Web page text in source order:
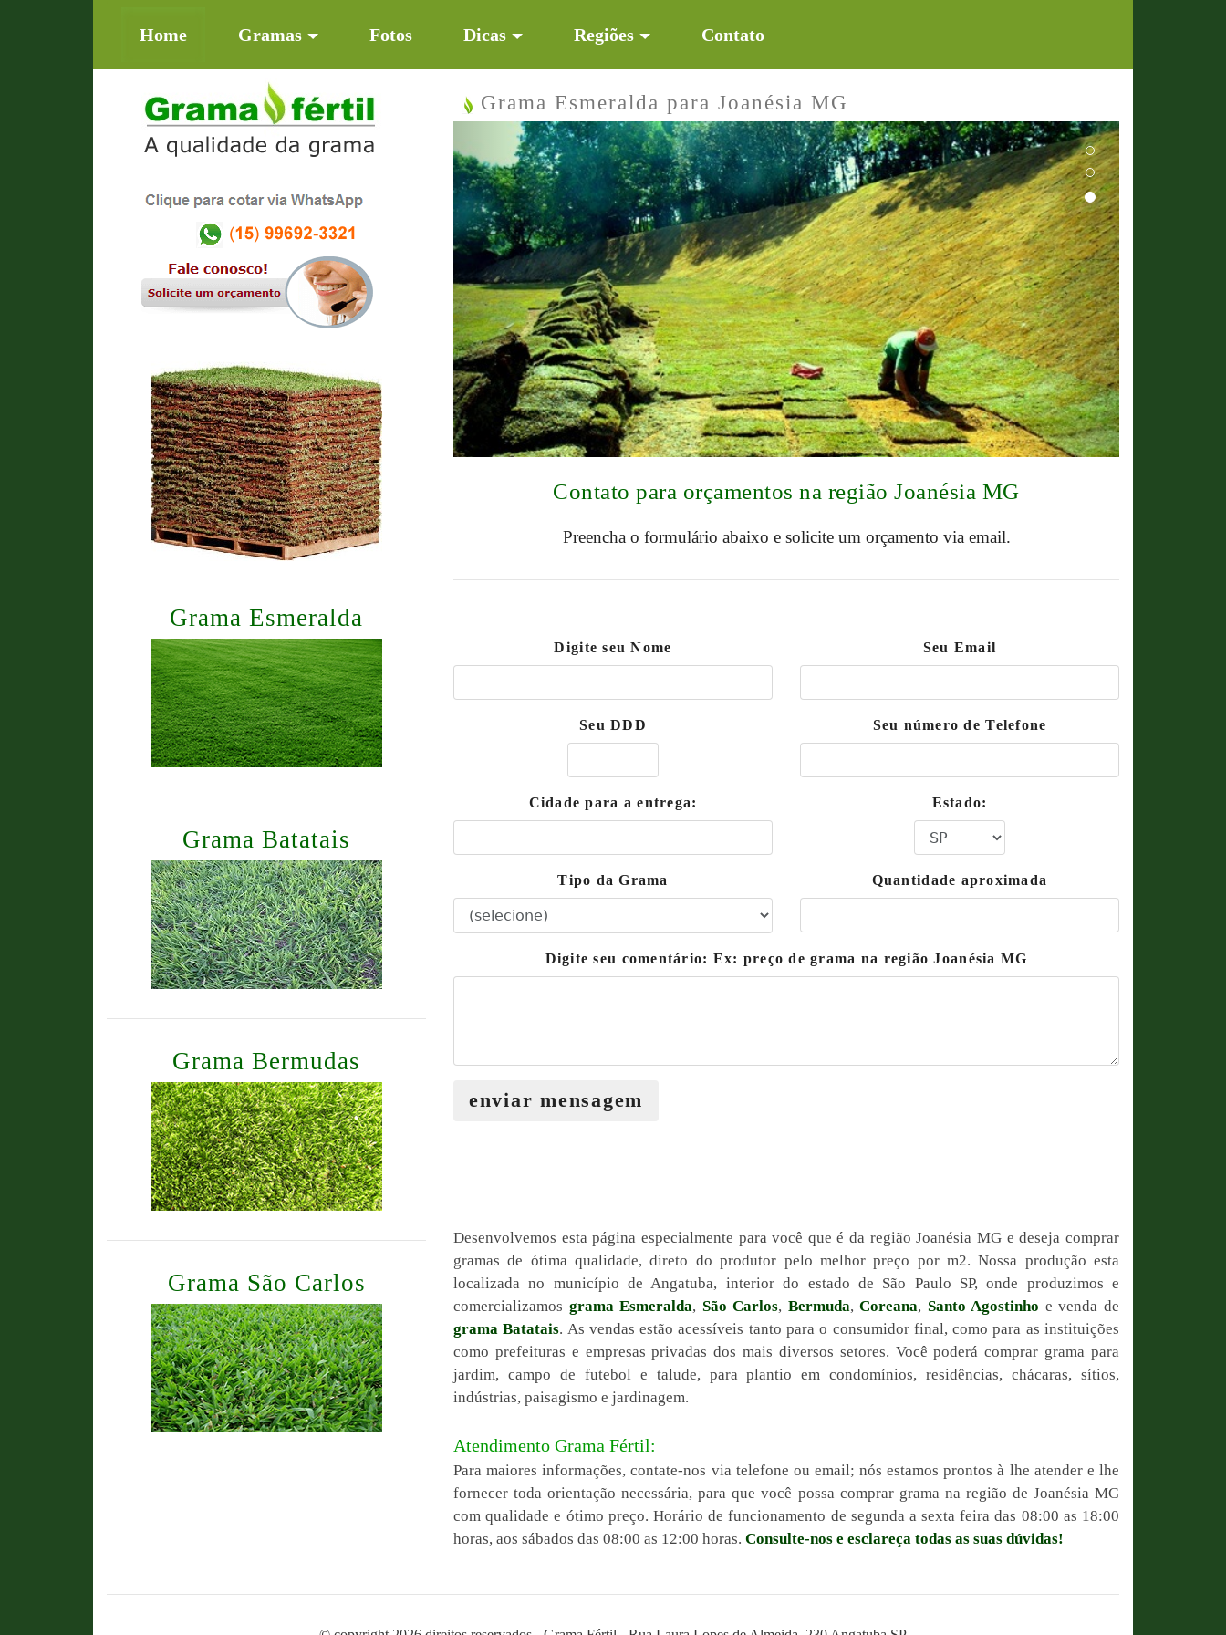
Home(current)Gramas Fotos Dicas Regiões Contato
Grama Esmeralda
Grama Batatais
Grama Bermudas
Grama São Carlos
Grama Esmeralda para Joanésia MG
Previous Next
Contato para orçamentos na região Joanésia MG
Preencha o formulário abaixo e solicite um orçamento via email.
Digite seu Nome Seu Email
Seu DDD Seu número de Telefone
Cidade para a entrega: Estado:
Tipo da Grama Quantidade aproximada
Digite seu comentário: Ex: preço de grama na região Joanésia MG
enviar mensagem
Desenvolvemos esta página especialmente para você que é da região Joanésia MG e deseja comprar
gramas de ótima qualidade, direto do produtor pelo melhor preço por m2. Nossa produção esta
localizada no município de Angatuba, interior do estado de São Paulo SP, onde produzimos e
comercializamos grama Esmeralda, São Carlos, Bermuda,Coreana, Santo Agostinho e venda de
grama Batatais. As vendas estão acessíveis tanto para o consumidor final, como para as instituições
como prefeituras e empresas privadas dos mais diversos setores. Você poderá comprar grama para
jardim, campo de futebol e talude, para plantio em condomínios, residências, chácaras, sítios,
indústrias, paisagismo e jardinagem.
Atendimento Grama Fértil:
Para maiores informações, contate-nos via telefone ou email; nós estamos prontos à lhe atender e lhe
fornecer toda orientação necessária, para que você possa comprar grama na região de Joanésia MG
com qualidade e ótimo preço. Horário de funcionamento de segunda a sexta feira das 08:00 as 18:00
horas, aos sábados das 08:00 as 12:00 horas. Consulte-nos e esclareça todas as suas dúvidas!